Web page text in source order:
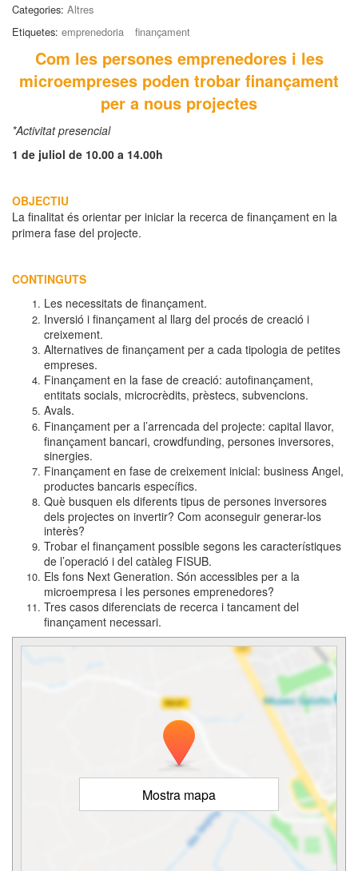
Categories: Altres
Etiquetes: emprenedoria finançament
Com les persones emprenedores i les
microempreses poden trobar finançament
per a nous projectes
*Activitat presencial
1 de juliol de 10.00 a 14.00h
OBJECTIU
La finalitat és orientar per iniciar la recerca de finançament en la
primera fase del projecte.
CONTINGUTS
Les necessitats de finançament.
Inversió i finançament al llarg del procés de creació i
creixement.
Alternatives de finançament per a cada tipologia de petites
empreses.
Finançament en la fase de creació: autofinançament,
entitats socials, microcrèdits, prèstecs, subvencions.
Avals.
Finançament per a l’arrencada del projecte: capital llavor,
finançament bancari, crowdfunding, persones inversores,
sinergies.
Finançament en fase de creixement inicial: business Angel,
productes bancaris específics.
Què busquen els diferents tipus de persones inversores
dels projectes on invertir? Com aconseguir generar-los
interès?
Trobar el finançament possible segons les característiques
de l’operació i del catàleg FISUB.
Els fons Next Generation. Són accessibles per a la
microempresa i les persones emprenedores?
Tres casos diferenciats de recerca i tancament del
finançament necessari.
Mostra mapa